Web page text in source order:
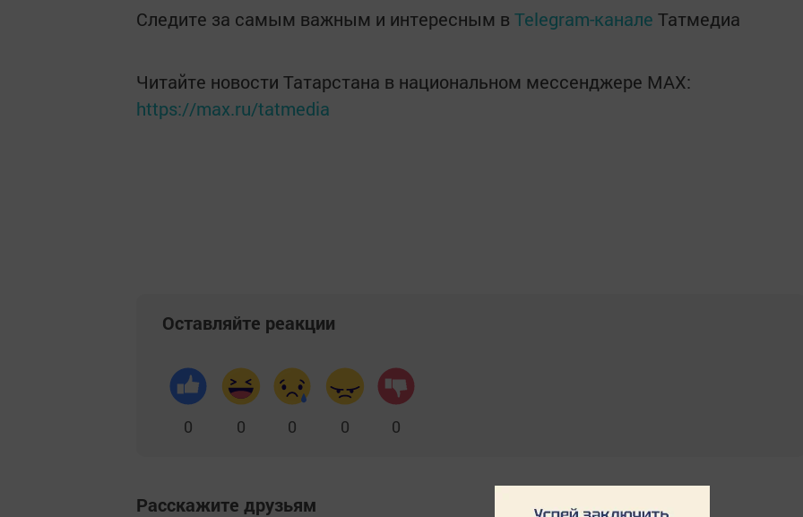
Следите за самым важным и интересным в Telegram-канале Татмедиа
Читайте новости Татарстана в национальном мессенджере MАХ:
https://max.ru/tatmedia
Оставляйте реакции
0 0 0 0 0
Расскажите друзьям